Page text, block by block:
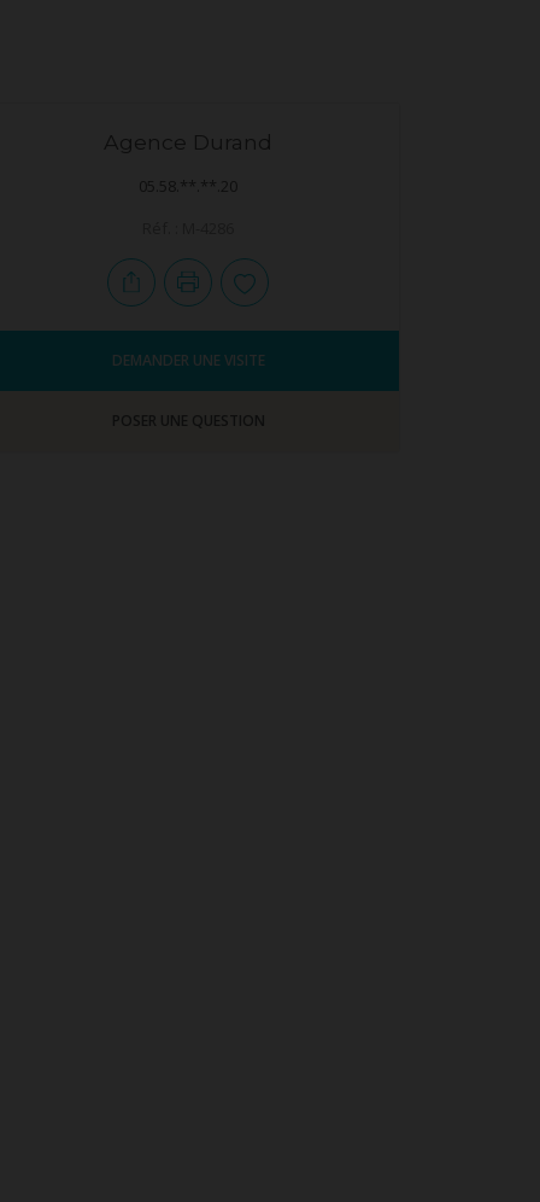
Agence Durand
05.58.**.**.20
DEMANDER UNE VISITE
POSER UNE QUESTION